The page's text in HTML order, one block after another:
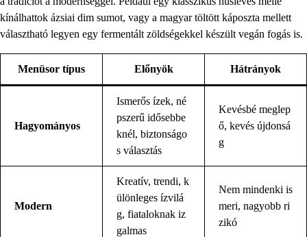
kínálhattok ázsiai dim sumot, vagy a magyar töltött káposzta mellett
választható legyen egy fermentált zöldségekkel készült vegán fogás is.
Menüsor típus Előnyök Hátrányok
Hagyományos
Ismerős ízek, né
pszerű idősebbe
knél, biztonságo
s választás
Kevésbé meglep
ő, kevés újdonsá
g
Modern
Kreatív, trendi, k
ülönleges ízvilá
g, fiataloknak iz
galmas
Nem mindenki is
meri, nagyobb ri
zikó